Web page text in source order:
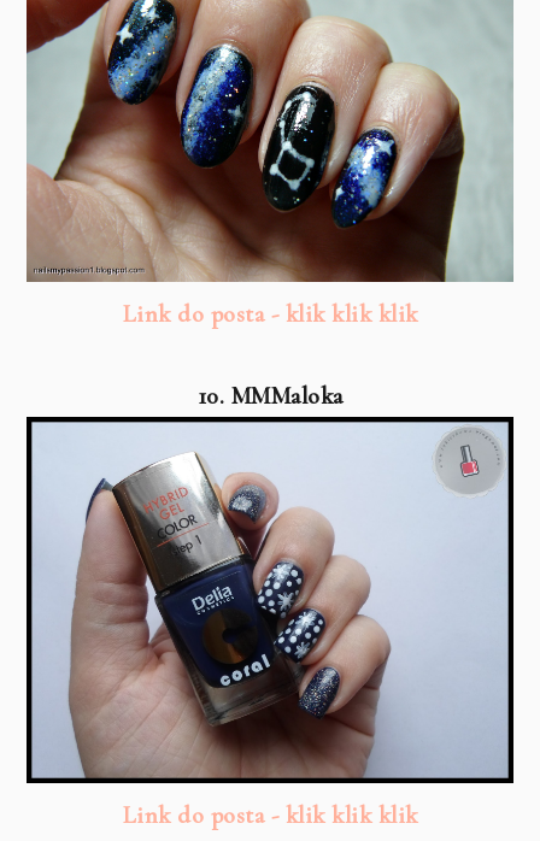
Link do posta - klik klik klik
10. MMMaloka
Link do posta - klik klik klik